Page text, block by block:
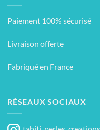
Paiement 100% sécurisé
Livraison offerte
Fabriqué en France
RÉSEAUX SOCIAUX